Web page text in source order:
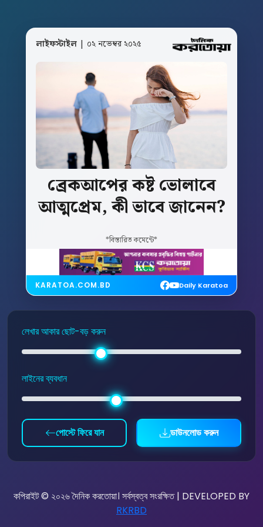
লাইফস্টাইল | ০২ নভেম্বর ২০২৫
ব্রেকআপেরকষ্টভোলাবে
আত্মপ্রেম,কীভাবেজানেন?
*বিস্তারিত কমেন্টে*
KARATOA.COM.BD Daily Karatoa
লেখার আকার ছোট-বড় করুন
লাইনের ব্যবধান
পোস্টে ফিরে যান ডাউনলোড করুন
কপিরাইট © ২০২৬ দৈনিক করতোয়া। সর্বস্বত্ব সংরক্ষিত | DEVELOPED BY
RKRBD